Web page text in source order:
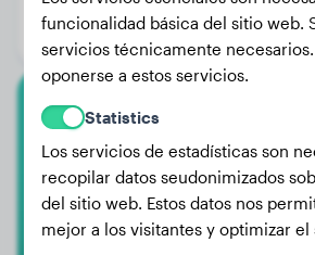
Género:
Kratos
funcionalidad básica del sitio web.
servicios técnicamente
oponerse a estos servicios.
Statistics
Los servicios de estadísticas son
recopilar datos seudonimizados
del sitio web. Estos datos nos
mejor a los visitantes y optimizar el